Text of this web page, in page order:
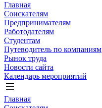
Главная
Соискателям
Предпринимателям
Работодателям
Студентам
Путеводитель по компаниям
Рынок труда
Новости сайта
Календарь мероприятий
Главная